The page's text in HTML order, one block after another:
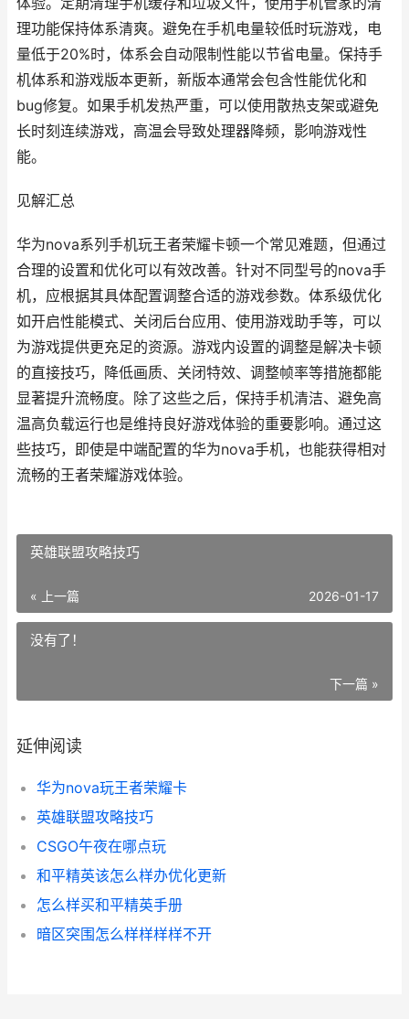
理功能保持体系清爽。避免在手机电量较低时玩游戏，电
量低于20%时，体系会自动限制性能以节省电量。保持手
机体系和游戏版本更新，新版本通常会包含性能优化和
bug修复。如果手机发热严重，可以使用散热支架或避免
长时刻连续游戏，高温会导致处理器降频，影响游戏性
能。
见解汇总
华为nova系列手机玩王者荣耀卡顿一个常见难题，但通过
合理的设置和优化可以有效改善。针对不同型号的nova手
机，应根据其具体配置调整合适的游戏参数。体系级优化
如开启性能模式、关闭后台应用、使用游戏助手等，可以
为游戏提供更充足的资源。游戏内设置的调整是解决卡顿
的直接技巧，降低画质、关闭特效、调整帧率等措施都能
显著提升流畅度。除了这些之后，保持手机清洁、避免高
温高负载运行也是维持良好游戏体验的重要影响。通过这
些技巧，即使是中端配置的华为nova手机，也能获得相对
流畅的王者荣耀游戏体验。
英雄联盟攻略技巧
« 上一篇 2026-01-17
没有了！
下一篇 »
延伸阅读
华为nova玩王者荣耀卡
英雄联盟攻略技巧
CSGO午夜在哪点玩
和平精英该怎么样办优化更新
怎么样买和平精英手册
暗区突围怎么样样样样不开